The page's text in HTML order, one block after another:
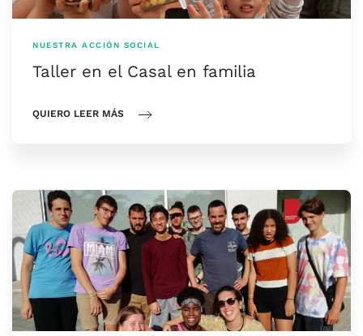
NUESTRA ACCIÓN SOCIAL
Taller en el Casal en familia
QUIERO LEER MÁS